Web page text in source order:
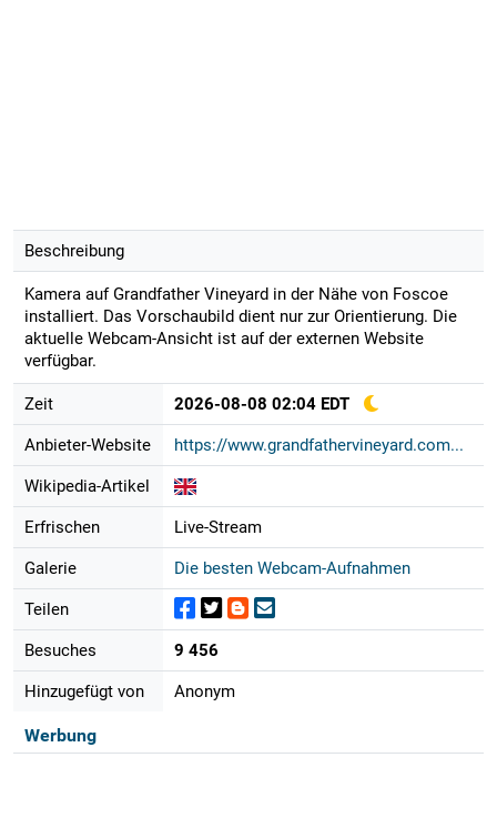
Beschreibung
Kamera auf Grandfather Vineyard in der Nähe von Foscoe
installiert. Das Vorschaubild dient nur zur Orientierung. Die
aktuelle Webcam-Ansicht ist auf der externen Website
verfügbar.
Zeit 2026-08-08 02:04 EDT
Anbieter-Website https://www.grandfathervineyard.com...
Wikipedia-Artikel
Erfrischen Live-Stream
Galerie Die besten Webcam-Aufnahmen
Teilen
Besuches 9 456
Hinzugefügt von Anonym
Werbung